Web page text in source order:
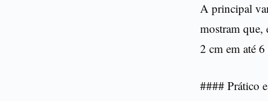
A principal
mostram que,
2 cm em até 6
#### Prático